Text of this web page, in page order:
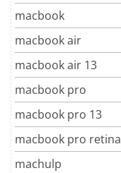
macbook
macbook air
macbook air 13
macbook pro
macbook pro 13
macbook pro retina
machulp